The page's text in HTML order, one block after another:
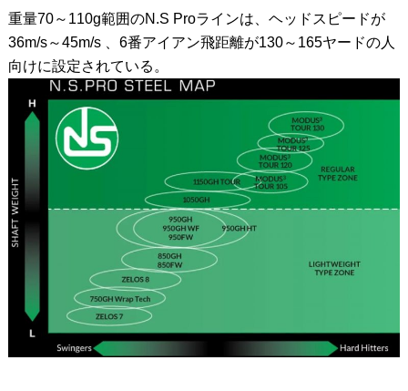
重量70～110g範囲のN.S Proラインは、ヘッドスピードが
36m/s～45m/s 、6番アイアン飛距離が130～165ヤードの人
向けに設定されている。